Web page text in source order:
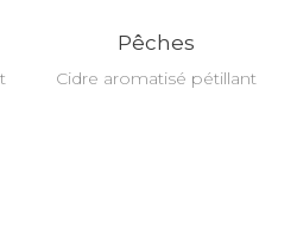
Pêches
Cidre aromatisé pétillant